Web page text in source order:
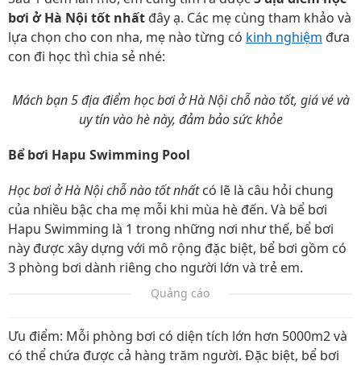
bơi ở Hà Nội tốt nhất đây ạ. Các mẹ cùng tham khảo và
lựa chọn cho con nha, mẹ nào từng có kinh nghiệm đưa
con đi học thì chia sẻ nhé:
Mách bạn 5 địa điểm học bơi ở Hà Nội chỗ nào tốt, giá vé và
uy tín vào hè này, đảm bảo sức khỏe
Bể bơi Hapu Swimming Pool
Học bơi ở Hà Nội chỗ nào tốt nhấtcó lẽ là câu hỏi chung
của nhiều bậc cha mẹ mỗi khi mùa hè đến. Và bể bơi
Hapu Swimming là 1 trong những nơi như thế, bể bơi
này được xây dựng với mô rộng đặc biệt, bể bơi gồm có
3 phòng bơi dành riêng cho người lớn và trẻ em.
Quảng cáo
Ưu điểm: Mỗi phòng bơi có diện tích lớn hơn 5000m2 và
có thể chứa được cả hàng trăm người. Đặc biệt, bể bơi